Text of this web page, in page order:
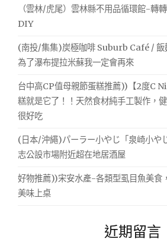
（雲林/虎尾）雲林縣不用品循環館-轉
DIY
(南投/集集)炭極咖啡 Suburb Café / 飯
為了瀑布提拉米蘇我一定會再來
台中高CP值母親節蛋糕推薦))【2度C
糕就是它了！！天然食材純手工製作，
很好吃
(日本/沖繩)パーラー小やじ「泉崎小や
志公設市場附近超在地居酒屋
好物推薦))宋安水產-各類型虱目魚美食
美味上桌
近期留言